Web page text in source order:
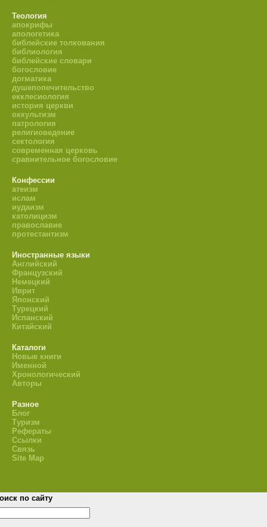
Теология
апокрифы
апологетика
библейские толкования
библиология
библейские словари
богословие
догматика
душепопечительство
екклесиология
история церкви
оккультизм
патрология
религиоведение
сектология
современная церковь
сравнительное богословие
Конфессии
атеизм
ислам
иудаизм
католицизм
православие
протестантизм
Иностранные языки
Английский
Французский
Немецкий
Иврит
Японский
Турецкий
Испанский
Китайский
Каталоги
Новые книги
Именной
Хронологический
Авторы
Разное
Блог
Туризм
Рефераты
Ссылки
Связь
Site Map
по сайту